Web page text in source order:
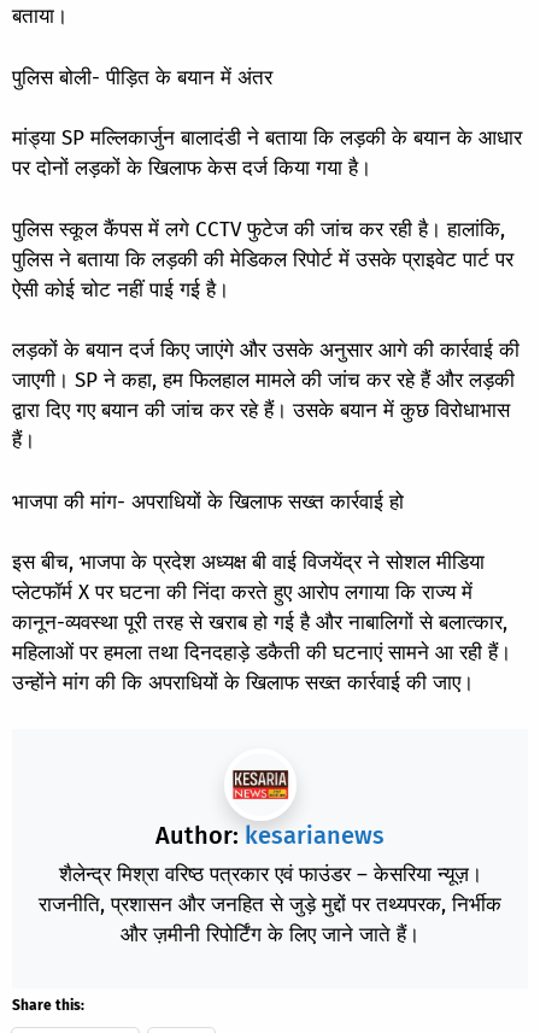
बताया।
पुलिस बोली- पीड़ित के बयान में अंतर
मांड्या SP मल्लिकार्जुन बालादंडी ने बताया कि लड़की के बयान के आधार
पर दोनों लड़कों के खिलाफ केस दर्ज किया गया है।
पुलिस स्कूल कैंपस में लगे CCTV फुटेज की जांच कर रही है। हालांकि,
पुलिस ने बताया कि लड़की की मेडिकल रिपोर्ट में उसके प्राइवेट पार्ट पर
ऐसी कोई चोट नहीं पाई गई है।
लड़कों के बयान दर्ज किए जाएंगे और उसके अनुसार आगे की कार्रवाई की
जाएगी। SP ने कहा, हम फिलहाल मामले की जांच कर रहे हैं और लड़की
द्वारा दिए गए बयान की जांच कर रहे हैं। उसके बयान में कुछ विरोधाभास
हैं।
भाजपा की मांग- अपराधियों के खिलाफ सख्त कार्रवाई हो
इस बीच, भाजपा के प्रदेश अध्यक्ष बी वाई विजयेंद्र ने सोशल मीडिया
प्लेटफॉर्म X पर घटना की निंदा करते हुए आरोप लगाया कि राज्य में
कानून-व्यवस्था पूरी तरह से खराब हो गई है और नाबालिगों से बलात्कार,
महिलाओं पर हमला तथा दिनदहाड़े डकैती की घटनाएं सामने आ रही हैं।
उन्होंने मांग की कि अपराधियों के खिलाफ सख्त कार्रवाई की जाए।
Author: kesarianews
शैलेन्द्र मिश्रा वरिष्ठ पत्रकार एवं फाउंडर – केसरिया न्यूज़।
राजनीति, प्रशासन और जनहित से जुड़े मुद्दों पर तथ्यपरक, निर्भीक
और ज़मीनी रिपोर्टिंग के लिए जाने जाते हैं।
Share this: